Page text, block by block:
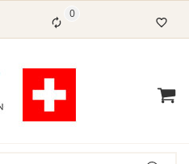
0